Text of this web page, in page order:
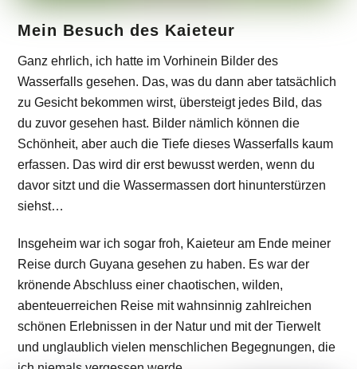
Mein Besuch des Kaieteur
Ganz ehrlich, ich hatte im Vorhinein Bilder des
Wasserfalls gesehen. Das, was du dann aber tatsächlich
zu Gesicht bekommen wirst, übersteigt jedes Bild, das
du zuvor gesehen hast. Bilder nämlich können die
Schönheit, aber auch die Tiefe dieses Wasserfalls kaum
erfassen. Das wird dir erst bewusst werden, wenn du
davor sitzt und die Wassermassen dort hinunterstürzen
siehst…
Insgeheim war ich sogar froh, Kaieteur am Ende meiner
Reise durch Guyana gesehen zu haben. Es war der
krönende Abschluss einer chaotischen, wilden,
abenteuerreichen Reise mit wahnsinnig zahlreichen
schönen Erlebnissen in der Natur und mit der Tierwelt
und unglaublich vielen menschlichen Begegnungen, die